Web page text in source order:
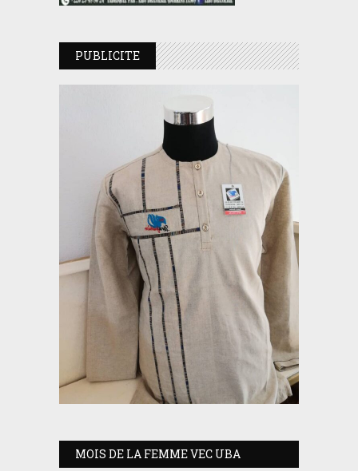
PUBLICITE
MOIS DE LA FEMME VEC UBA